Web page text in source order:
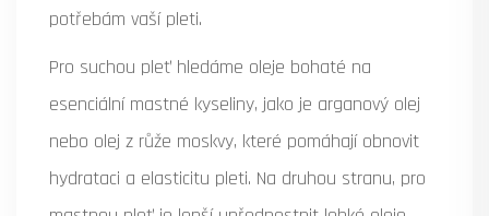
potřebám vaší pleti.
Pro suchou pleť hledáme oleje bohaté na
esenciální mastné kyseliny, jako je arganový olej
nebo olej z růže moskvy, které pomáhají obnovit
hydrataci a elasticitu pleti. Na druhou stranu, pro